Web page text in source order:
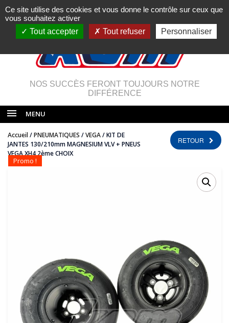
NOS SUCCÈS FERONT TOUJOURS NOTRE
DIFFÉRENCE
MENU
Accueil/PNEUMATIQUES /VEGA/ KIT DE
JANTES 130/210mm MAGNESIUM VLV + PNEUS
VEGA XH4 2ème CHOIX
RETOUR
Promo !
Ce site utilise des cookies et vous donne le contrôle sur ceux que
vous souhaitez activer
Tout accepter
Tout refuser Personnaliser